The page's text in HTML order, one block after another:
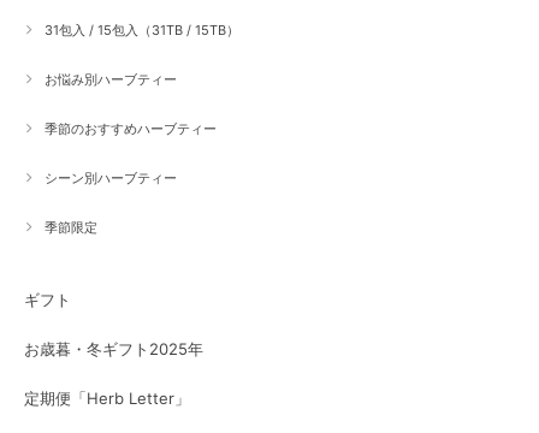
31包入 / 15包入（31TB / 15TB）
お悩み別ハーブティー
季節のおすすめハーブティー
シーン別ハーブティー
季節限定
ギフト
お歳暮・冬ギフト2025年
定期便「Herb Letter」